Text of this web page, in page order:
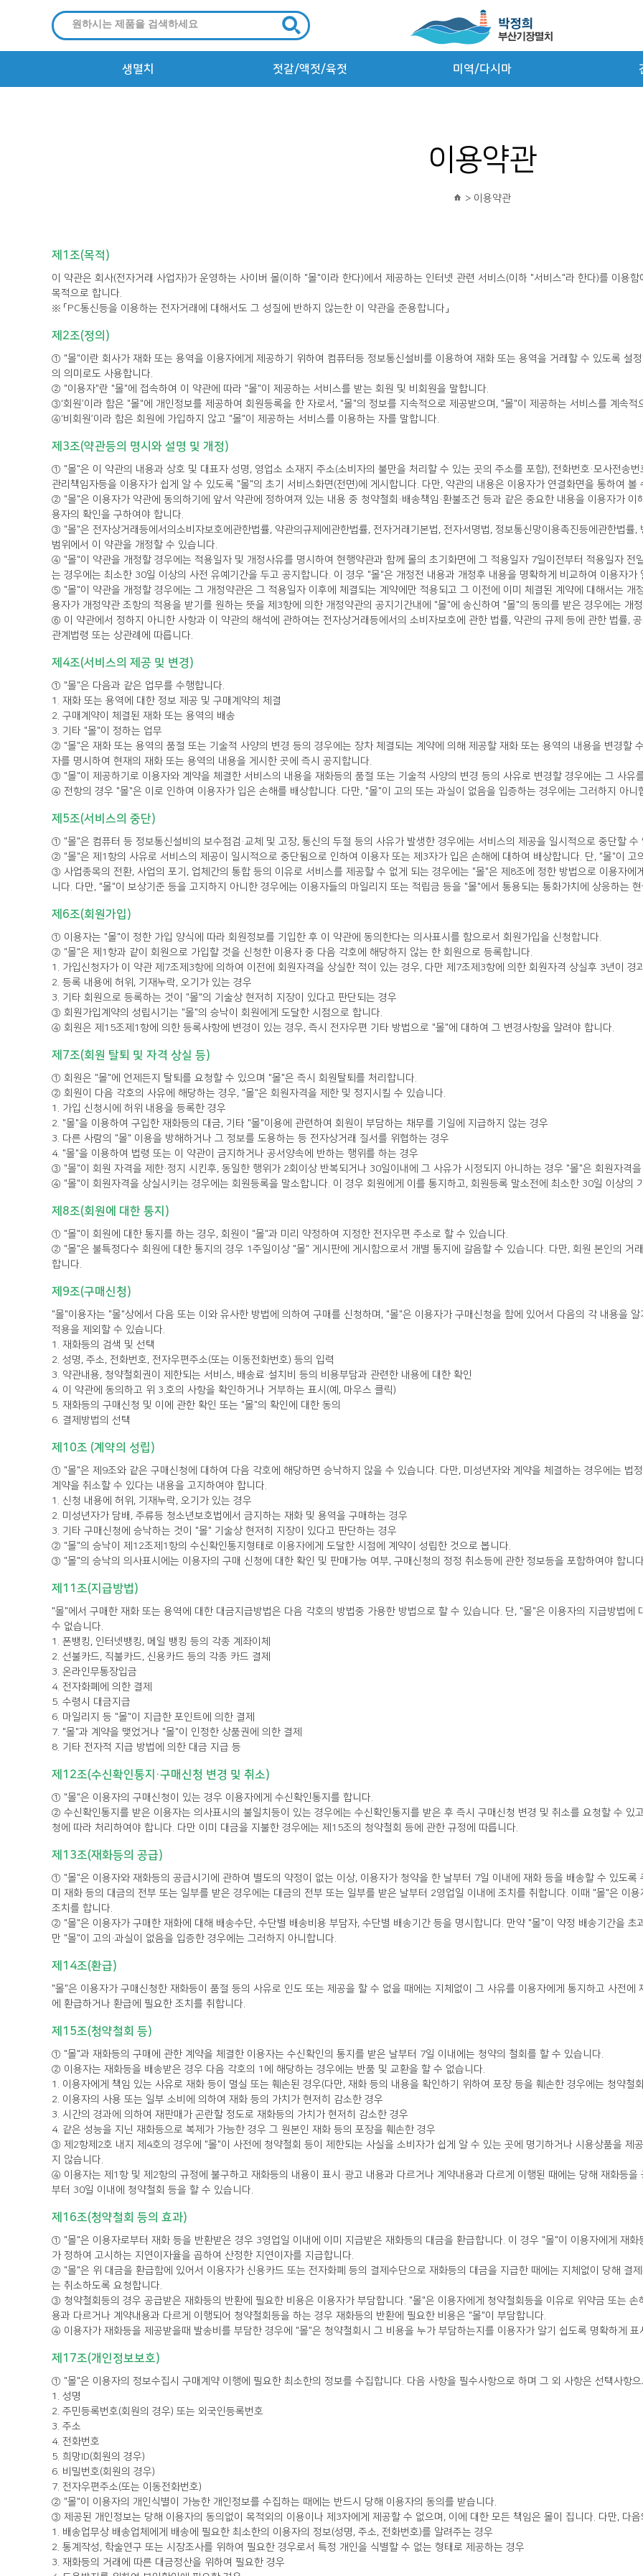
생멸치 젓갈/액젓/육젓 미역/다시마
이용약관
> 이용약관
제1조(목적)
목적으로 합니다.
※ 「PC통신등을 이용하는 전자거래에 대해서도 그 성질에 반하지 않는한 이 약관을 준용합니다」
제2조(정의)
의 의미로도 사용합니다.
② "이용자"란 "몰"에 접속하여 이 약관에 따라 "몰"이 제공하는 서비스를 받는 회원 및 비회원을 말합니다.
③‘회원’이라 함은 "몰"에 개인정보를 제공하여 회원등록을 한 자로서, "몰"의 정보를 지속적으로 제공받으며, "몰"이 제공하는 서비스를 계속
④‘비회원’이라 함은 회원에 가입하지 않고 "몰"이 제공하는 서비스를 이용하는 자를 말합니다.
제3조(약관등의 명시와 설명 및 개정)
관리책임자등을 이용자가 쉽게 알 수 있도록 "몰"의 초기 서비스화면(전면)에 게시합니다. 다만, 약관의 내용은 이용자가 연결화면을 통하여 볼
용자의 확인을 구하여야 합니다.
범위에서 이 약관을 개정할 수 있습니다.
는 경우에는 최소한 30일 이상의 사전 유예기간을 두고 공지합니다. 이 경우 "몰"은 개정전 내용과 개정후 내용을 명확하게 비교하여 이용자가
용자가 개정약관 조항의 적용을 받기를 원하는 뜻을 제3항에 의한 개정약관의 공지기간내에 "몰"에 송신하여 "몰"의 동의를 받은 경우에는 개
관계법령 또는 상관례에 따릅니다.
제4조(서비스의 제공 및 변경)
① "몰"은 다음과 같은 업무를 수행합니다.
1. 재화 또는 용역에 대한 정보 제공 및 구매계약의 체결
2. 구매계약이 체결된 재화 또는 용역의 배송
3. 기타 "몰"이 정하는 업무
자를 명시하여 현재의 재화 또는 용역의 내용을 게시한 곳에 즉시 공지합니다.
③ "몰"이 제공하기로 이용자와 계약을 체결한 서비스의 내용을 재화등의 품절 또는 기술적 사양의 변경 등의 사유로 변경할 경우에는 그 사유
④ 전항의 경우 "몰"은 이로 인하여 이용자가 입은 손해를 배상합니다. 다만, "몰"이 고의 또는 과실이 없음을 입증하는 경우에는 그러하지 아니
제5조(서비스의 중단)
① "몰"은 컴퓨터 등 정보통신설비의 보수점검·교체 및 고장, 통신의 두절 등의 사유가 발생한 경우에는 서비스의 제공을 일시적으로 중단할 수
② "몰"은 제1항의 사유로 서비스의 제공이 일시적으로 중단됨으로 인하여 이용자 또는 제3자가 입은 손해에 대하여 배상합니다. 단, "몰"이
니다. 다만, "몰"이 보상기준 등을 고지하지 아니한 경우에는 이용자들의 마일리지 또는 적립금 등을 "몰"에서 통용되는 통화가치에 상응하는
제6조(회원가입)
① 이용자는 "몰"이 정한 가입 양식에 따라 회원정보를 기입한 후 이 약관에 동의한다는 의사표시를 함으로서 회원가입을 신청합니다.
② "몰"은 제1항과 같이 회원으로 가입할 것을 신청한 이용자 중 다음 각호에 해당하지 않는 한 회원으로 등록합니다.
1. 가입신청자가 이 약관 제7조제3항에 의하여 이전에 회원자격을 상실한 적이 있는 경우, 다만 제7조제3항에 의한 회원자격 상실후 3년이
2. 등록 내용에 허위, 기재누락, 오기가 있는 경우
3. 기타 회원으로 등록하는 것이 "몰"의 기술상 현저히 지장이 있다고 판단되는 경우
③ 회원가입계약의 성립시기는 "몰"의 승낙이 회원에게 도달한 시점으로 합니다.
④ 회원은 제15조제1항에 의한 등록사항에 변경이 있는 경우, 즉시 전자우편 기타 방법으로 "몰"에 대하여 그 변경사항을 알려야 합니다.
제7조(회원 탈퇴 및 자격 상실 등)
① 회원은 "몰"에 언제든지 탈퇴를 요청할 수 있으며 "몰"은 즉시 회원탈퇴를 처리합니다.
② 회원이 다음 각호의 사유에 해당하는 경우, "몰"은 회원자격을 제한 및 정지시킬 수 있습니다.
1. 가입 신청시에 허위 내용을 등록한 경우
2. "몰"을 이용하여 구입한 재화등의 대금, 기타 "몰"이용에 관련하여 회원이 부담하는 채무를 기일에 지급하지 않는 경우
3. 다른 사람의 "몰" 이용을 방해하거나 그 정보를 도용하는 등 전자상거래 질서를 위협하는 경우
4. "몰"을 이용하여 법령 또는 이 약관이 금지하거나 공서양속에 반하는 행위를 하는 경우
③ "몰"이 회원 자격을 제한·정지 시킨후, 동일한 행위가 2회이상 반복되거나 30일이내에 그 사유가 시정되지 아니하는 경우 "몰"은 회원자격
④ "몰"이 회원자격을 상실시키는 경우에는 회원등록을 말소합니다. 이 경우 회원에게 이를 통지하고, 회원등록 말소전에 최소한 30일 이상의
제8조(회원에 대한 통지)
① "몰"이 회원에 대한 통지를 하는 경우, 회원이 "몰"과 미리 약정하여 지정한 전자우편 주소로 할 수 있습니다.
합니다.
제9조(구매신청)
적용을 제외할 수 있습니다.
1. 재화등의 검색 및 선택
2. 성명, 주소, 전화번호, 전자우편주소(또는 이동전화번호) 등의 입력
3. 약관내용, 청약철회권이 제한되는 서비스, 배송료·설치비 등의 비용부담과 관련한 내용에 대한 확인
4. 이 약관에 동의하고 위 3.호의 사항을 확인하거나 거부하는 표시(예, 마우스 클릭)
5. 재화등의 구매신청 및 이에 관한 확인 또는 "몰"의 확인에 대한 동의
6. 결제방법의 선택
제10조 (계약의 성립)
계약을 취소할 수 있다는 내용을 고지하여야 합니다.
1. 신청 내용에 허위, 기재누락, 오기가 있는 경우
2. 미성년자가 담배, 주류등 청소년보호법에서 금지하는 재화 및 용역을 구매하는 경우
3. 기타 구매신청에 승낙하는 것이 "몰" 기술상 현저히 지장이 있다고 판단하는 경우
② "몰"의 승낙이 제12조제1항의 수신확인통지형태로 이용자에게 도달한 시점에 계약이 성립한 것으로 봅니다.
③ "몰"의 승낙의 의사표시에는 이용자의 구매 신청에 대한 확인 및 판매가능 여부, 구매신청의 정정 취소등에 관한 정보등을 포함하여야 합니
제11조(지급방법)
수 없습니다.
1. 폰뱅킹, 인터넷뱅킹, 메일 뱅킹 등의 각종 계좌이체
2. 선불카드, 직불카드, 신용카드 등의 각종 카드 결제
3. 온라인무통장입금
4. 전자화폐에 의한 결제
5. 수령시 대금지급
6. 마일리지 등 "몰"이 지급한 포인트에 의한 결제
7. "몰"과 계약을 맺었거나 "몰"이 인정한 상품권에 의한 결제
8. 기타 전자적 지급 방법에 의한 대금 지급 등
제12조(수신확인통지·구매신청 변경 및 취소)
① "몰"은 이용자의 구매신청이 있는 경우 이용자에게 수신확인통지를 합니다.
청에 따라 처리하여야 합니다. 다만 이미 대금을 지불한 경우에는 제15조의 청약철회 등에 관한 규정에 따릅니다.
제13조(재화등의 공급)
조치를 합니다.
만 "몰"이 고의·과실이 없음을 입증한 경우에는 그러하지 아니합니다.
제14조(환급)
에 환급하거나 환급에 필요한 조치를 취합니다.
제15조(청약철회 등)
① "몰"과 재화등의 구매에 관한 계약을 체결한 이용자는 수신확인의 통지를 받은 날부터 7일 이내에는 청약의 철회를 할 수 있습니다.
② 이용자는 재화등을 배송받은 경우 다음 각호의 1에 해당하는 경우에는 반품 및 교환을 할 수 없습니다.
1. 이용자에게 책임 있는 사유로 재화 등이 멸실 또는 훼손된 경우(다만, 재화 등의 내용을 확인하기 위하여 포장 등을 훼손한 경우에는 청약철
2. 이용자의 사용 또는 일부 소비에 의하여 재화 등의 가치가 현저히 감소한 경우
3. 시간의 경과에 의하여 재판매가 곤란할 정도로 재화등의 가치가 현저히 감소한 경우
4. 같은 성능을 지닌 재화등으로 복제가 가능한 경우 그 원본인 재화 등의 포장을 훼손한 경우
지 않습니다.
부터 30일 이내에 청약철회 등을 할 수 있습니다.
제16조(청약철회 등의 효과)
가 정하여 고시하는 지연이자율을 곱하여 산정한 지연이자를 지급합니다.
는 취소하도록 요청합니다.
용과 다르거나 계약내용과 다르게 이행되어 청약철회등을 하는 경우 재화등의 반환에 필요한 비용은 "몰"이 부담합니다.
④ 이용자가 재화등을 제공받을때 발송비를 부담한 경우에 "몰"은 청약철회시 그 비용을 누가 부담하는지를 이용자가 알기 쉽도록 명확하게 표
제17조(개인정보보호)
① "몰"은 이용자의 정보수집시 구매계약 이행에 필요한 최소한의 정보를 수집합니다. 다음 사항을 필수사항으로 하며 그 외 사항은 선택사항
1. 성명
2. 주민등록번호(회원의 경우) 또는 외국인등록번호
3. 주소
4. 전화번호
5. 희망ID(회원의 경우)
6. 비밀번호(회원의 경우)
7. 전자우편주소(또는 이동전화번호)
② "몰"이 이용자의 개인식별이 가능한 개인정보를 수집하는 때에는 반드시 당해 이용자의 동의를 받습니다.
③ 제공된 개인정보는 당해 이용자의 동의없이 목적외의 이용이나 제3자에게 제공할 수 없으며, 이에 대한 모든 책임은 몰이 집니다. 다만, 다
1. 배송업무상 배송업체에게 배송에 필요한 최소한의 이용자의 정보(성명, 주소, 전화번호)를 알려주는 경우
2. 통계작성, 학술연구 또는 시장조사를 위하여 필요한 경우로서 특정 개인을 식별할 수 없는 형태로 제공하는 경우
3. 재화등의 거래에 따른 대금정산을 위하여 필요한 경우